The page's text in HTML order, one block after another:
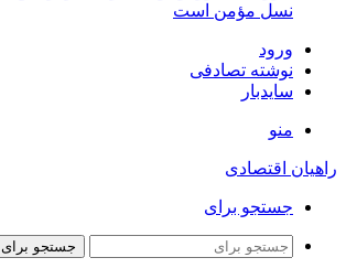
نسل مؤمن است
ورود
نوشته تصادفی
سایدبار
منو
راهیان اقتصادی
جستجو برای
جستجو برای